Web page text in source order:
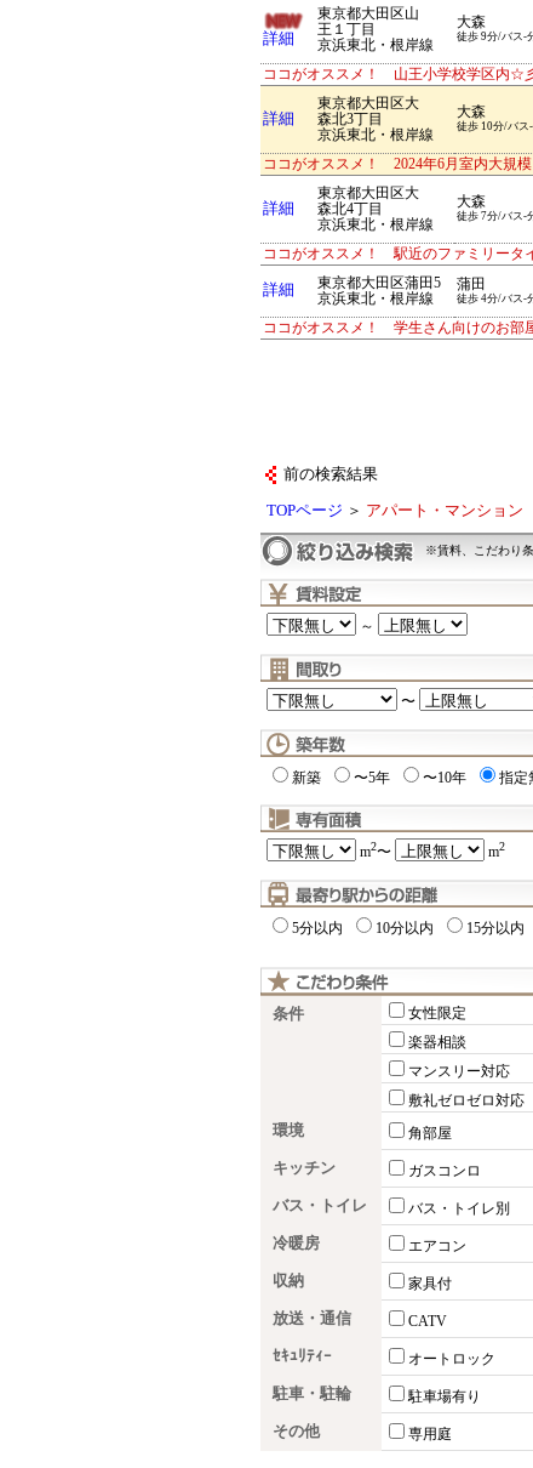
詳細
東京都大田区山
王１丁目
京浜東北・根岸線
大森
徒歩 9分/バス-
ココがオススメ！ 山王小学校学区内☆
詳細
東京都大田区大
森北3丁目
京浜東北・根岸線
大森
徒歩 10分/バス
ココがオススメ！ 2024年6月室内大規
詳細
東京都大田区大
森北4丁目
京浜東北・根岸線
大森
徒歩 7分/バス-
ココがオススメ！ 駅近のファミリータ
詳細
東京都大田区蒲田5
京浜東北・根岸線
蒲田
徒歩 4分/バス-
ココがオススメ！ 学生さん向けのお部
前の検索結果
TOPページ ＞ アパート・マンション
※賃料、こだわり
～
〜
新築 〜5年 〜10年 指定
m2〜 m2
5分以内 10分以内 15分以内
条件 女性限定
楽器相談
マンスリー対応
敷礼ゼロゼロ対応
環境 角部屋
キッチン ガスコンロ
バス・トイレ バス・トイレ別
冷暖房 エアコン
収納 家具付
放送・通信 CATV
ｾｷｭﾘﾃｨｰ オートロック
駐車・駐輪 駐車場有り
その他 専用庭